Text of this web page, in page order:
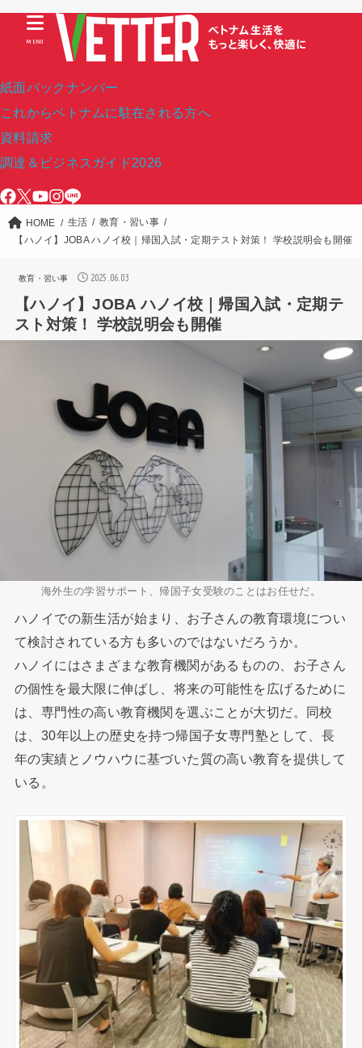
紙面バックナンバー
これからベトナムに駐在される方へ
資料請求
調達＆ビジネスガイド2026
MENU
HOME 生活
教育・習い事
【ハノイ】JOBA ハノイ校｜帰国入試・定期テスト対策！ 学校説明会も開催
教育・習い事 2025.06.03
【ハノイ】JOBA ハノイ校｜帰国入試・定期テ
スト対策！ 学校説明会も開催
海外生の学習サポート、帰国子女受験のことはお任せだ。
ハノイでの新生活が始まり、お子さんの教育環境につい
て検討されている方も多いのではないだろうか。
ハノイにはさまざまな教育機関があるものの、お子さん
の個性を最大限に伸ばし、将来の可能性を広げるために
は、専門性の高い教育機関を選ぶことが大切だ。同校
は、30年以上の歴史を持つ帰国子女専門塾として、長
年の実績とノウハウに基づいた質の高い教育を提供して
いる。